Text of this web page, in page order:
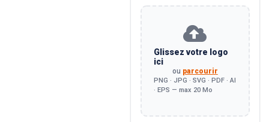
Glissez votre logo
ici
ou parcourir
PNG · JPG · SVG · PDF · AI
· EPS — max 20 Mo